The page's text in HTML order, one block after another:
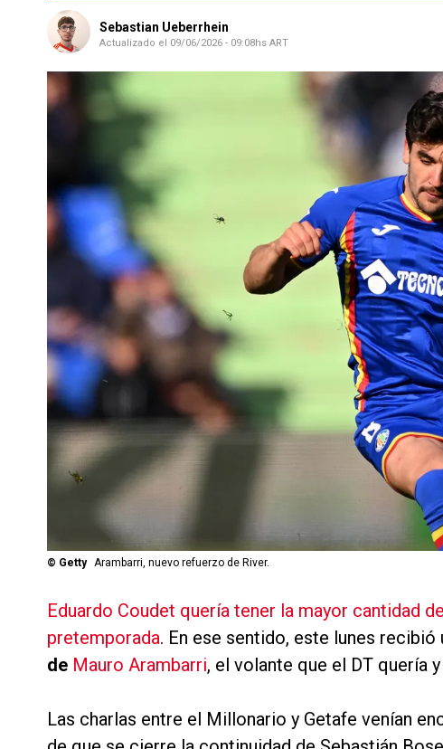
Sebastian Ueberrhein
Actualizado el 09/06/2026 - 09:08hs ART
© Getty Arambarri, nuevo refuerzo de River.
Eduardo Coudet quería tener la mayor cantidad
pretemporada. En ese sentido, este lunes recibió
de Mauro Arambarri, el volante que el DT quería
Las charlas entre el Millonario y Getafe venían